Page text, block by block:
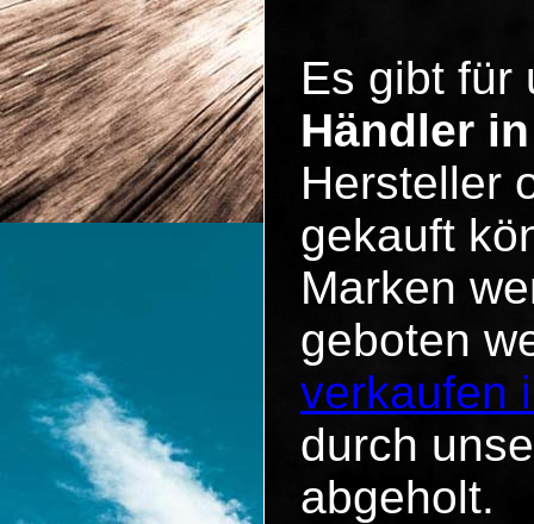
Es gibt
Händler
Hersteller
gekauft
Marken
geboten
verkaufen
durch
abgeholt.